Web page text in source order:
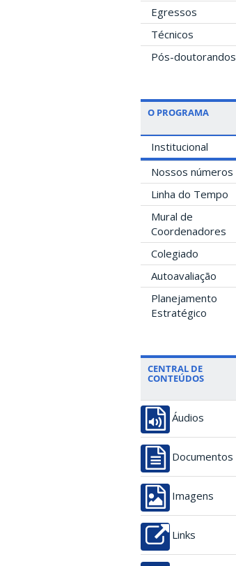
Egressos
Técnicos
Pós-doutorandos
O PROGRAMA
Institucional
Nossos números
Linha do Tempo
Mural de
Coordenadores
Colegiado
Autoavaliação
Planejamento
Estratégico
CENTRAL DE
CONTEÚDOS
Áudios
Documentos
Imagens
Links